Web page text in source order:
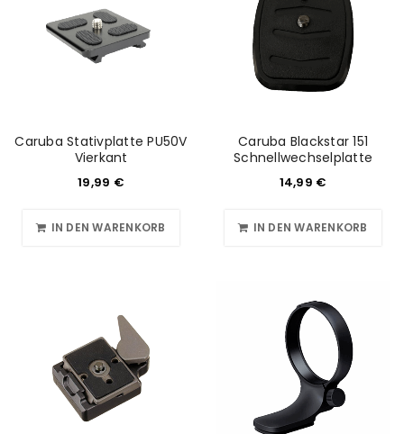
Caruba Stativplatte PU50V
Vierkant
19,99 €
IN DEN WARENKORB
Caruba Blackstar 151
Schnellwechselplatte
14,99 €
IN DEN WARENKORB